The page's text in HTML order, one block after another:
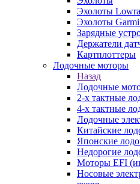
Эхолоты
Эхолоты
Зарядные
Держатели
Картплоттеры
Лодочные моторы
Назад
Лодочные
2-х тактные
4-х тактные
Лодочные
Китайские
Японские
Недорогие
Моторы EFI
Носовые